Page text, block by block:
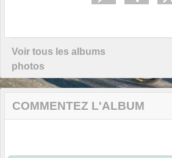
Voir tous les albums
photos
COMMENTEZ L'ALBUM